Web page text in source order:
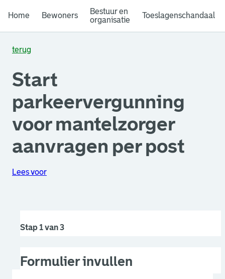
Home Bewoners
Bestuur en
organisatie
Toeslagenschandaal
terug
Start
parkeervergunning
voor mantelzorger
aanvragen per post
Lees voor
Stap 1 van 3
Formulier invullen